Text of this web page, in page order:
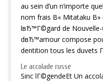
au sein d’un n’importe
nom frais В« Mitataku В»
lвЂ™Г©gard de
dвЂ™amour compose
dentition tous les duvets
Le accolade russe
Sinc lГ©gendeEt Un